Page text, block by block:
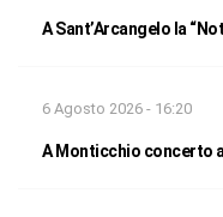
A Sant’Arcangelo la
6 Agosto 2026 - 16:20
A Monticchio concerto